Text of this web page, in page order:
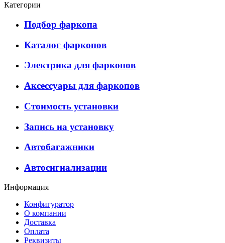
Категории
Подбор фаркопа
Каталог фаркопов
Электрика для фаркопов
Аксессуары для фаркопов
Стоимость установки
Запись на установку
Автобагажники
Автосигнализации
Информация
Конфигуратор
О компании
Доставка
Оплата
Реквизиты